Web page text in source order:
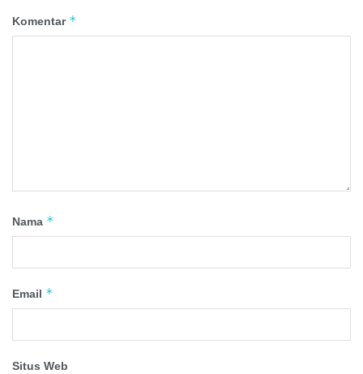
Komentar *
Nama *
Email *
Situs Web